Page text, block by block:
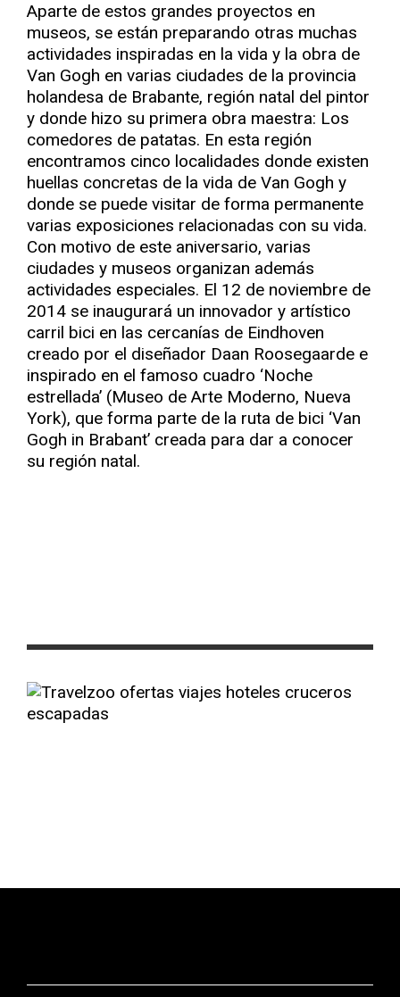
Aparte de estos grandes proyectos en
museos, se están preparando otras muchas
actividades inspiradas en la vida y la obra de
Van Gogh en varias ciudades de la provincia
holandesa de Brabante, región natal del pintor
y donde hizo su primera obra maestra: Los
comedores de patatas. En esta región
encontramos cinco localidades donde existen
huellas concretas de la vida de Van Gogh y
donde se puede visitar de forma permanente
varias exposiciones relacionadas con su vida.
Con motivo de este aniversario, varias
ciudades y museos organizan además
actividades especiales. El 12 de noviembre de
2014 se inaugurará un innovador y artístico
carril bici en las cercanías de Eindhoven
creado por el diseñador Daan Roosegaarde e
inspirado en el famoso cuadro ‘Noche
estrellada’ (Museo de Arte Moderno, Nueva
York), que forma parte de la ruta de bici ‘Van
Gogh in Brabant’ creada para dar a conocer
su región natal.